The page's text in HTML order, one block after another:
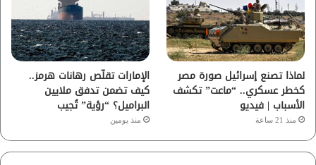
لماذا تصنع إسرائيل صورة مصر
كخطر عسكري.. “ماعت” تكشف
الأسباب | فيديو
منذ 21 ساعة
الإمارات تقلّص رهانات هرمز..
كيف تضمن تدفق ملايين
البراميل؟ “رؤية” تُجيب
منذ يومين